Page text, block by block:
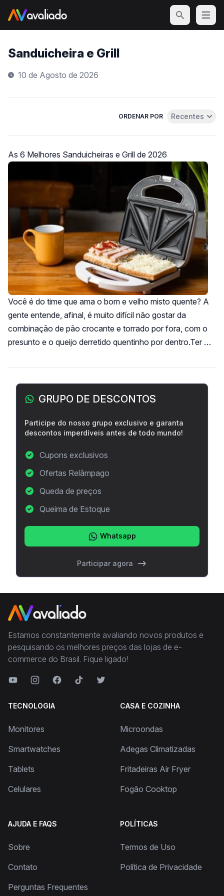
Open
Sanduicheira e Grill
10 de Agosto de 2026
ORDENAR POR Abrir menu de
Recentes
As 6 Melhores Sanduicheiras e Grill de 2026
Você é do time que ama o bom e velho misto quente? A
gente entende, afinal, é muito difícil não gostar da
combinação de pão crocante e torrado por fora, com o
presunto e o queijo derretido quentinho por dentro.Ter …
Barra lateral
GRUPO DE DESCONTOS
Participe do nosso grupo exclusivo e garanta
descontos imperdíveis antes de todo mundo!
Cupons exclusivos
Ofertas Relâmpago
Queda de preços
Queima de Estoque
Whatsapp
Participar agora
Estamos constantemente avaliando novos produtos e
pesquisando os melhores preços das lojas de e-
commerce do Brasil. Fique ligado!
TECNOLOGIA
Monitores
Smartwatches
Tablets
Celulares
CASA E COZINHA
Microondas
Adegas Climatizadas
Fritadeiras Air Fryer
Fogão Cooktop
AJUDA E FAQS
Sobre
Contato
Perguntas Frequentes
POLÍTICAS
Termos de Uso
Política de Privacidade